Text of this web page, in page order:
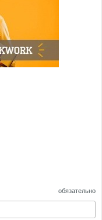
обязательно